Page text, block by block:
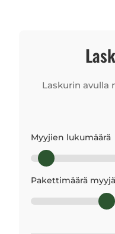
Laskurin avulla
Myyjien lukumäärä
Pakettimäärä